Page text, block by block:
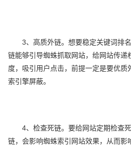
3、高质外链。想要稳定关键词排名
链能够引导蜘蛛抓取网站，给网站传递
度，吸引用户点击，前提一定是要优质
索引擎屏蔽。
4、检查死链。要给网站定期检查死
链，会影响蜘蛛索引网站效果，从而影